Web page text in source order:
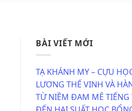
BÀI VIẾT MỚI
TẠ KHÁNH MY – CỰU
LƯƠNG THẾ VINH VÀ
TỪ NIỀM ĐAM MÊ TIẾNG